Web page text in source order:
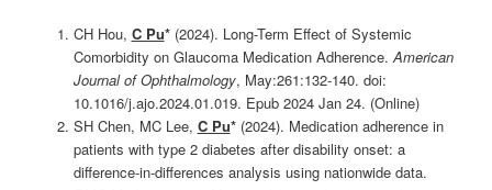
CH Hou, C Pu*(2024). Long-Term Effect of Systemic
Comorbidity on Glaucoma Medication Adherence.American
Journal of Ophthalmology, May:261:132-140. doi:
10.1016/j.ajo.2024.01.019. Epub 2024 Jan 24. (Online)
SH Chen, MC Lee, C Pu*(2024). Medication adherence in
patients with type 2 diabetes after disability onset: a
difference-in-differences analysis using nationwide data.